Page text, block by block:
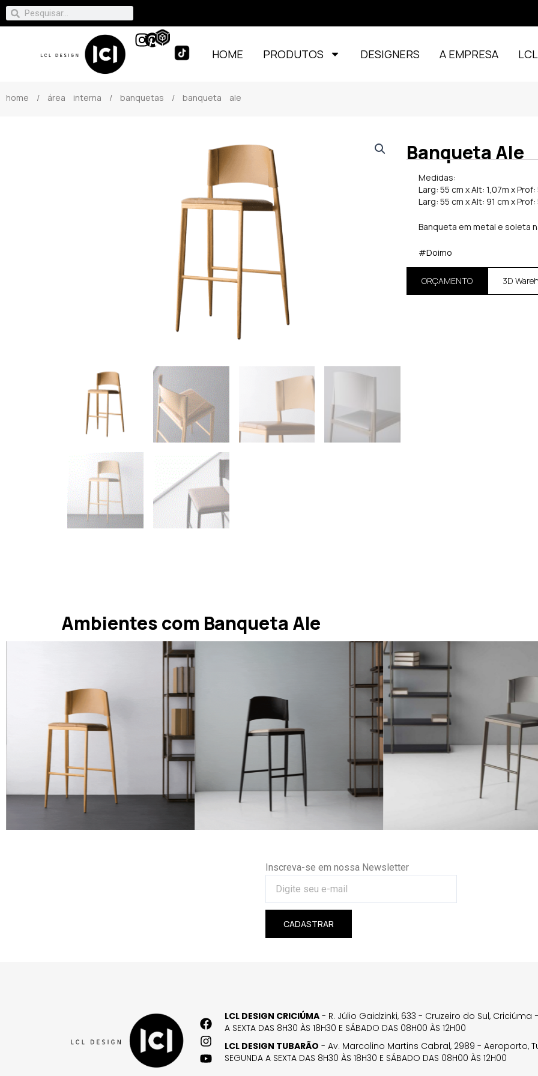
HOME PRODUTOS DESIGNERS A EMPRESA
home / área interna / banquetas / banqueta ale
Banqueta Ale
Medidas:
Larg: 55 cm x Alt: 1,07m x
Larg: 55 cm x Alt: 91 cm x
Banqueta em metal e soleta
#Doimo
ORÇAMENTO 3D
Ambientes com Banqueta Ale
Inscreva-se em nossa Newsletter
CADASTRAR
LCL DESIGN CRICIÚMA - R. Júlio Gaidzinki, 633 - Cruzeiro do Sul, Criciúma
A SEXTA DAS 8H30 ÀS 18H30 E SÁBADO DAS 08H00 ÀS 12H00
LCL DESIGN TUBARÃO - Av. Marcolino Martins Cabral, 2989 - Aeroporto,
SEGUNDA A SEXTA DAS 8H30 ÀS 18H30 E SÁBADO DAS 08H00 ÀS 12H00